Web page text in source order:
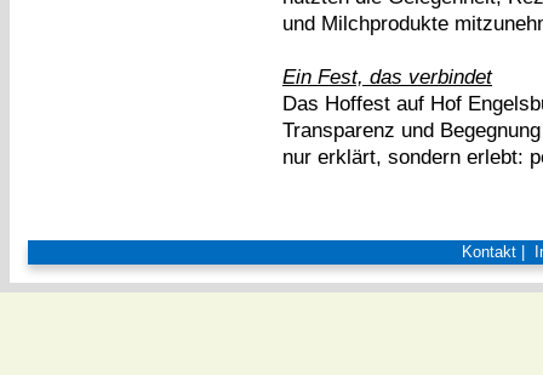
und Milchprodukte
Ein Fest, das verbindet
Das Hoffest auf Hof
Transparenz und
nur erklärt, sondern erlebt:
Kontakt